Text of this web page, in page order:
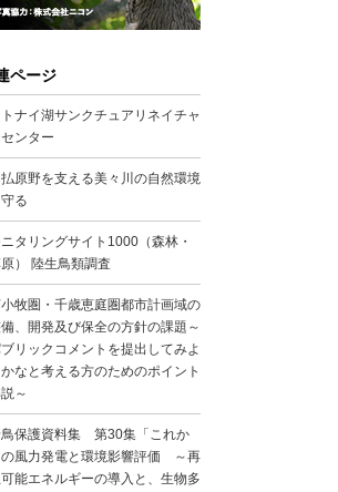
ページ
ナイ湖サンクチュアリネイチャ
ンター
原野を支える美々川の自然環境
る
タリングサイト1000（森林・
） 陸生鳥類調査
牧圏・千歳恵庭圏都市計画域の
、開発及び保全の方針の課題～
リックコメントを提出してみよ
かなと考える方のためのポイント
～
保護資料集 第30集「これか
の風力発電と環境影響評価 ～再
能エネルギーの導入と、生物多